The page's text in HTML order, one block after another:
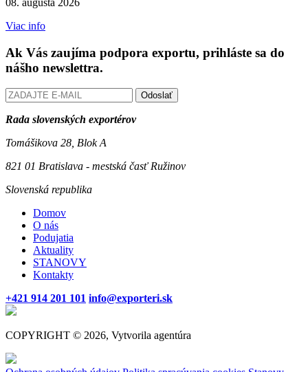
08. augusta 2026
Viac info
Ak Vás zaujíma podpora exportu, prihláste sa do
nášho newslettra.
Odoslať
Rada slovenských exportérov
Tomášikova 28, Blok A
821 01 Bratislava - mestská časť Ružinov
Slovenská republika
Domov
O nás
Podujatia
Aktuality
STANOVY
Kontakty
+421 914 201 101 info@exporteri.sk
COPYRIGHT © 2026, Vytvorila agentúra